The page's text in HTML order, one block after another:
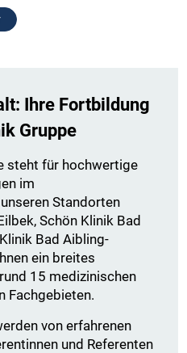
Ihre Fortbildung
Gruppe
steht für hochwertige
im
Standorten
Schön Klinik Bad
Bad Aibling-
ein breites
15 medizinischen
Fachgebieten.
von erfahrenen
und Referenten